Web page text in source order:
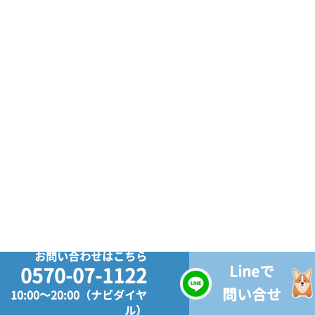
お問い合わせはこちら
0570-07-1122
10:00～20:00（ナビダイヤ
ル）
Lineで
問い合せ